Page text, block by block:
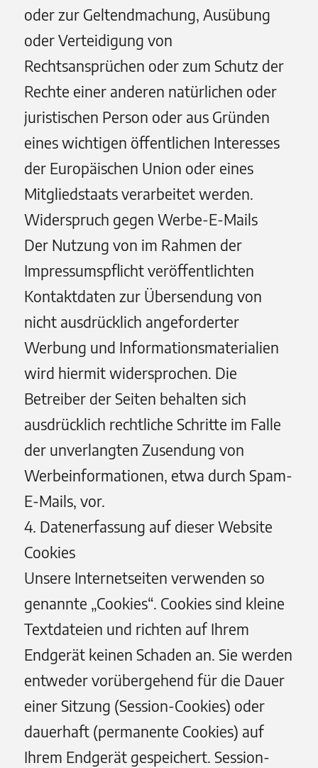
oder zur Geltendmachung, Ausübung
oder Verteidigung von
Rechtsansprüchen oder zum Schutz der
Rechte einer anderen natürlichen oder
juristischen Person oder aus Gründen
eines wichtigen öffentlichen Interesses
der Europäischen Union oder eines
Mitgliedstaats verarbeitet werden.
Widerspruch gegen Werbe-E-Mails
Der Nutzung von im Rahmen der
Impressumspflicht veröffentlichten
Kontaktdaten zur Übersendung von
nicht ausdrücklich angeforderter
Werbung und Informationsmaterialien
wird hiermit widersprochen. Die
Betreiber der Seiten behalten sich
ausdrücklich rechtliche Schritte im Falle
der unverlangten Zusendung von
Werbeinformationen, etwa durch Spam-
E-Mails, vor.
4. Datenerfassung auf dieser Website
Cookies
Unsere Internetseiten verwenden so
genannte „Cookies“. Cookies sind kleine
Textdateien und richten auf Ihrem
Endgerät keinen Schaden an. Sie werden
entweder vorübergehend für die Dauer
einer Sitzung (Session-Cookies) oder
dauerhaft (permanente Cookies) auf
Ihrem Endgerät gespeichert. Session-